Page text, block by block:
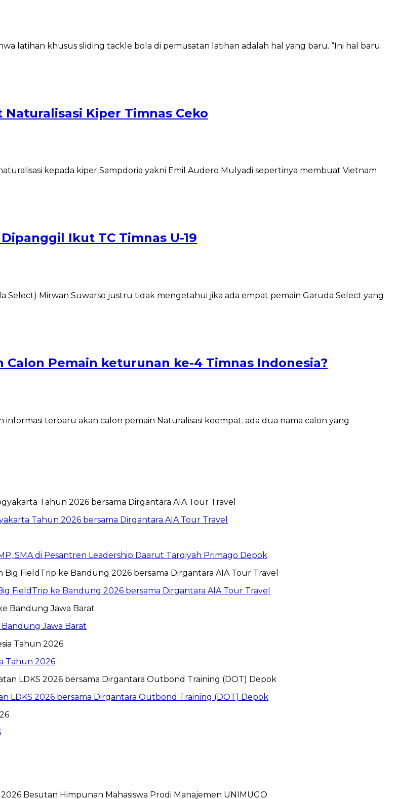
latihan khusus sliding tackle bola di pemusatan latihan adalah hal yang baru. “Ini hal baru
Kiper Timnas Ceko
kepada kiper Sampdoria yakni Emil Audero Mulyadi sepertinya membuat Vietnam
Ikut TC Timnas U-19
Select) Mirwan Suwarso justru tidak mengetahui jika ada empat pemain Garuda Select yang
Pemain keturunan ke-4 Timnas Indonesia?
informasi terbaru akan calon pemain Naturalisasi keempat. ada dua nama calon yang
Tahun 2026 bersama Dirgantara AIA Tour Travel
SMA di Pesantren Leadership Daarut Tarqiyah Primago Depok
FieldTrip ke Bandung 2026 bersama Dirgantara AIA Tour Travel
Jawa Barat
Tahun 2026
LDKS 2026 bersama Dirgantara Outbond Training (DOT) Depok